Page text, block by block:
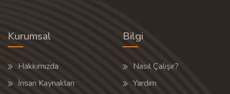
Kurumsal
Hakkımızda
İnsan Kaynakları
Bilgi
Nasıl Çalışır?
Yardım